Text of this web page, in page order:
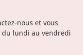
nous et vous
du lundi au vendredi